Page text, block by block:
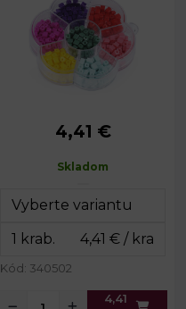
Priemer:
5 - 10 mm
obsahu:
4,41 €
Skladom
Kód: 340502
4,41